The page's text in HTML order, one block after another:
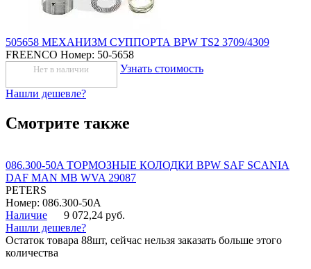
505658 МЕХАНИЗМ СУППОРТА BPW TS2 3709/4309
FREENCO Номер: 50-5658
Нет в наличии Узнать стоимость
Нашли дешевле?
Смотрите также
086.300-50A ТОРМОЗНЫЕ КОЛОДКИ BPW SAF SCANIA
DAF MAN MB WVA 29087
PETERS
Номер: 086.300-50A
Наличие
9 072,24 руб.
Нашли дешевле?
Остаток товара 88шт, сейчас нельзя заказать больше этого
количества